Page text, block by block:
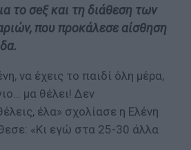
το σeξ και τη διάθεση των
που προκάλεσε αίσθηση
να έχεις το παιδί όλη μέρα,
μα θέλει! Δεν
έλα» σχολίασε η Ελένη
«Κι εγώ στα 25-30 άλλα